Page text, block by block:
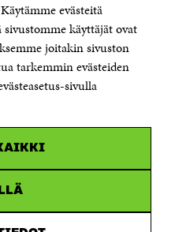
evästeitä
sivustomme käyttäjät ovat
joitakin sivuston
tarkemmin evästeiden
sivulla
Sitra
sitra@sitra.fi